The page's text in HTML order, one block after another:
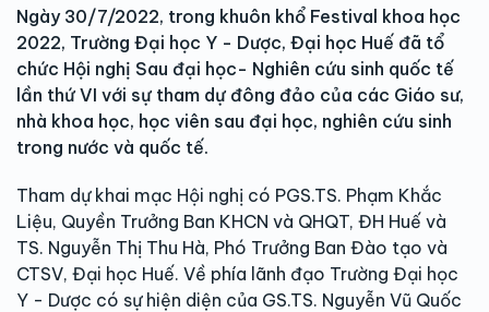
Ngày 30/7/2022, trong khuôn khổ Festival khoa học
2022, Trường Đại học Y - Dược, Đại học Huế đã tổ
chức Hội nghị Sau đại học- Nghiên cứu sinh quốc tế
lần thứ VI với sự tham dự đông đảo của các Giáo sư,
nhà khoa học, học viên sau đại học, nghiên cứu sinh
trong nước và quốc tế.
Tham dự khai mạc Hội nghị có PGS.TS. Phạm Khắc
Liệu, Quyền Trưởng Ban KHCN và QHQT, ĐH Huế và
TS. Nguyễn Thị Thu Hà, Phó Trưởng Ban Đào tạo và
CTSV, Đại học Huế. Về phía lãnh đạo Trường Đại học
Y - Dược có sự hiện diện của GS.TS. Nguyễn Vũ Quốc